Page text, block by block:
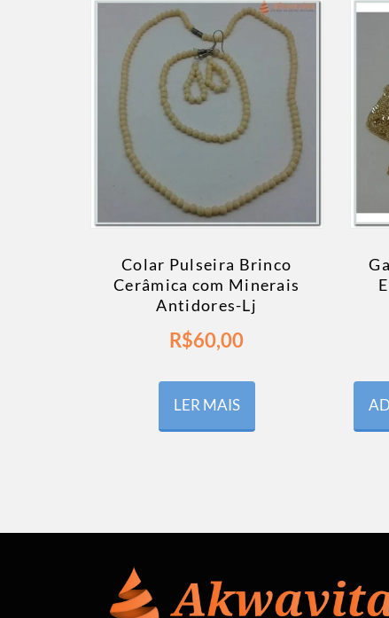
Colar Pulseira Brinco
Cerâmica com Minerais
Antidores-Lj
R$60,00
LER MAIS